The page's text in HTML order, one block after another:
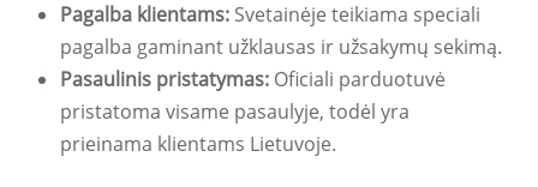
Pagalba klientams: Svetainėje teikiama speciali
pagalba gaminant užklausas ir užsakymų sekimą.
Pasaulinis pristatymas: Oficiali parduotuvė
pristatoma visame pasaulyje, todėl yra
prieinama klientams Lietuvoje.